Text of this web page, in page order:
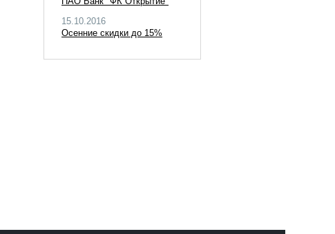
15.10.2016
Осенние скидки до 15%